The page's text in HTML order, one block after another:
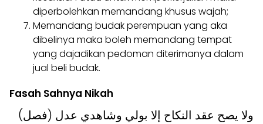
diperbolehkan memandang khusus wajah;
Memandang budak perempuan yang aka
dibelinya maka boleh memandang tempat
yang dajadikan pedoman diterimanya dalam
jual beli budak.
Fasah Sahnya Nikah
(فصل) ولا يصح عقد النكاح إلا بولي وشاهدي عدل